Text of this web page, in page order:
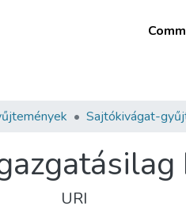
Sajtókivágat-
URI